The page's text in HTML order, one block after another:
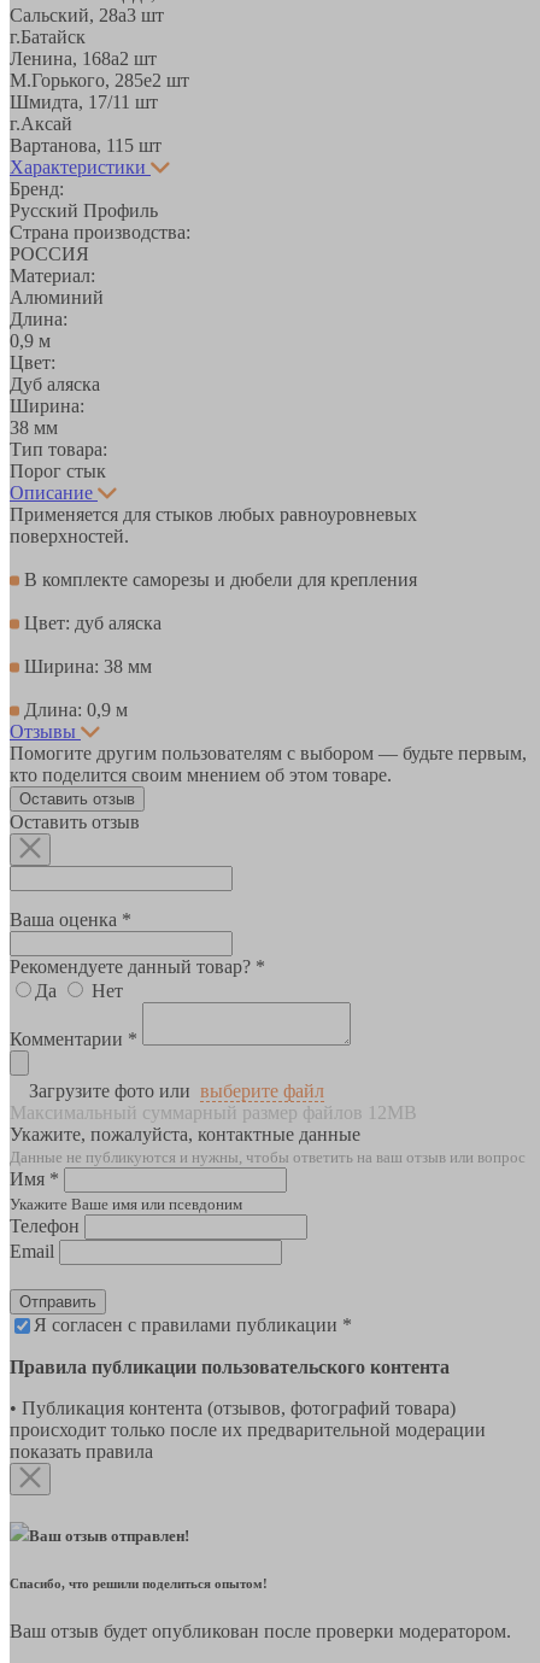
Сальский, 28a3 шт
г.Батайск
Ленина, 168а2 шт
М.Горького, 285е2 шт
Шмидта, 17/11 шт
г.Аксай
Вартанова, 11 5 шт
Характеристики
Бренд:
Русский Профиль
Страна производства:
РОССИЯ
Материал:
Алюминий
Длина:
0,9 м
Цвет:
Дуб аляска
Ширина:
38 мм
Тип товара:
Порог стык
Описание
Применяется для стыков любых равноуровневых
поверхностей.
В комплекте саморезы и дюбели для крепления
Цвет: дуб аляска
Ширина: 38 мм
Длина: 0,9 м
Отзывы
Помогите другим пользователям с выбором — будьте первым,
кто поделится своим мнением об этом товаре.
Оставить отзыв
Оставить отзыв
Ваша оценка *
Рекомендуете данный товар? *
Да
Нет
Комментарии *
Загрузите фото или выберите файл
Максимальный суммарный размер файлов 12MB
Укажите, пожалуйста, контактные данные
Данные не публикуются и нужны, чтобы ответить на ваш отзыв или вопрос
Имя *
Укажите Ваше имя или псевдоним
Телефон
Email
Отправить
Я согласен с правилами публикации *
Правила публикации пользовательского контента
• Публикация контента (отзывов, фотографий товара)
происходит только после их предварительной модерации
показать правила
Ваш отзыв отправлен!
Спасибо, что решили поделиться опытом!
Ваш отзыв будет опубликован после проверки модератором.